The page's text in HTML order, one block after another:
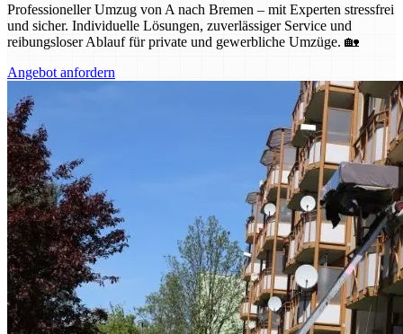
Professioneller Umzug von A nach Bremen – mit Experten stressfrei
und sicher. Individuelle Lösungen, zuverlässiger Service und
reibungsloser Ablauf für private und gewerbliche Umzüge. 🏡
Angebot anfordern